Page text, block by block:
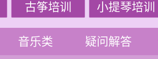
古筝培训 小提琴培训
音乐类 疑问解答